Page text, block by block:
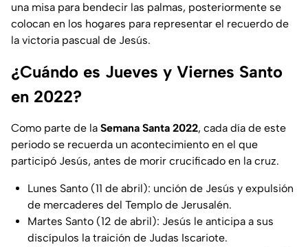
una misa para bendecir las palmas, posteriormente se
colocan en los hogares para representar el recuerdo de
la victoria pascual de Jesús.
¿Cuándo es Jueves y Viernes Santo
en 2022?
Como parte de la Semana Santa 2022, cada día de este
periodo se recuerda un acontecimiento en el que
participó Jesús, antes de morir crucificado en la cruz.
Lunes Santo (11 de abril): unción de Jesús y expulsión
de mercaderes del Templo de Jerusalén.
Martes Santo (12 de abril): Jesús le anticipa a sus
discípulos la traición de Judas Iscariote.